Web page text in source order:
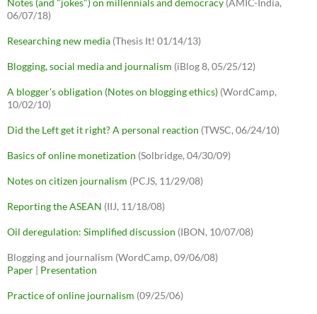
Notes (and "jokes") on millennials and democracy (AMIC-India,
06/07/18)
Researching new media (Thesis It! 01/14/13)
Blogging, social media and journalism (iBlog 8, 05/25/12)
A blogger's obligation (Notes on blogging ethics) (WordCamp,
10/02/10)
Did the Left get it right? A personal reaction (TWSC, 06/24/10)
Basics of online monetization (Solbridge, 04/30/09)
Notes on citizen journalism (PCJS, 11/29/08)
Reporting the ASEAN (IIJ, 11/18/08)
Oil deregulation: Simplified discussion (IBON, 10/07/08)
Blogging and journalism (WordCamp, 09/06/08)
Paper | Presentation
Practice of online journalism (09/25/06)